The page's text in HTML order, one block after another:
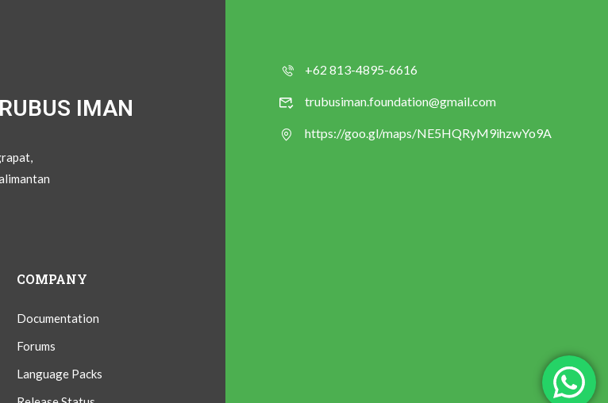
IMAN
+62 813-4895-6616
trubusiman.foundation@gmail.com
https://goo.gl/maps/NE5HQRyM9ihzwYo9A
COMPANY
Documentation
Forums
Language Packs